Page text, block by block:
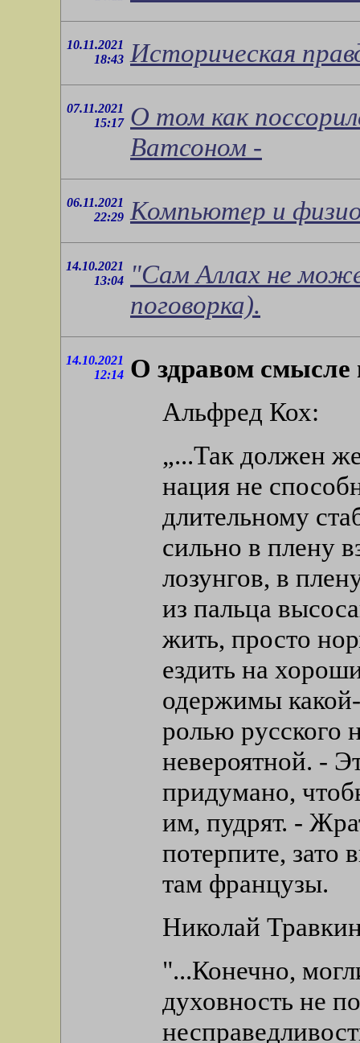
10.11.2021
18:43 Историческая
07.11.2021
15:17 О том как
Ватсоном -
06.11.2021
22:29 Компьютер и
14.10.2021
13:04
"Сам Аллах не
поговорка).
14.10.2021
12:14 О здравом
Альфред Кох:
„...Так должен
нация не
длительному
сильно в плену
лозунгов, в
из пальца
жить, просто
ездить на
одержимы
ролью русского
невероятной. -
придумано,
им, пудрят. -
потерпите, зато
там французы.
Николай
"...Конечно,
духовность не